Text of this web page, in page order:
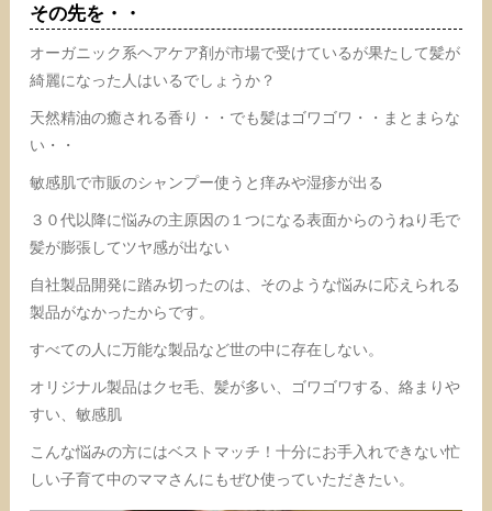
その先を・・
オーガニック系ヘアケア剤が市場で受けているが果たして髪が
綺麗になった人はいるでしょうか？
天然精油の癒される香り・・でも髪はゴワゴワ・・まとまらな
い・・
敏感肌で市販のシャンプー使うと痒みや湿疹が出る
３０代以降に悩みの主原因の１つになる表面からのうねり毛で
髪が膨張してツヤ感が出ない
自社製品開発に踏み切ったのは、そのような悩みに応えられる
製品がなかったからです。
すべての人に万能な製品など世の中に存在しない。
オリジナル製品はクセ毛、髪が多い、ゴワゴワする、絡まりや
すい、敏感肌
こんな悩みの方にはベストマッチ！十分にお手入れできない忙
しい子育て中のママさんにもぜひ使っていただきたい。